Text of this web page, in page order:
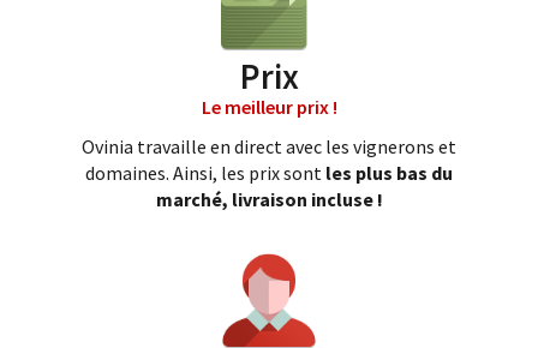
Prix
Le meilleur prix !
Ovinia travaille en direct avec les vignerons et
domaines. Ainsi, les prix sont les plus bas du
marché, livraison incluse !